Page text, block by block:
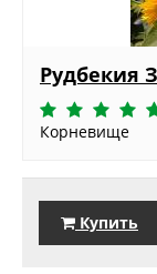
Рудбекия
Корневище
Купить